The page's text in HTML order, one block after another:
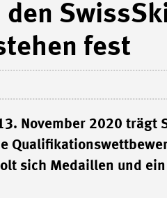
den
fest
November 2020 trägt
sich Medaillen und